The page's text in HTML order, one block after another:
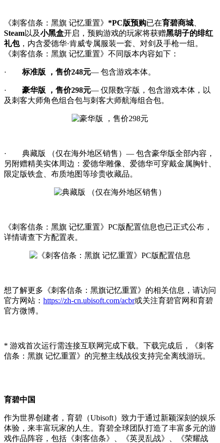
《刺客信条：黑旗 记忆重置》 *PC版预购已在育碧商城
Steam以及小黑盒开启，预购游戏的玩家将获赠黑胡子的绯红
礼包，内含爱德华·肯威专属服装一套、对剑及手枪一组。
《刺客信条：黑旗 记忆重置》不同版本内容如下：
· 标准版 ，售价248元— 包含游戏本体。
· 豪华版 ，售价298元— 仅限数字版，包含游戏本体，以
及刺客大师角色组合包与刺客大师航海组合包。
· 典藏版 （仅在海外地区销售）— 包含豪华版全部内容，
另附赠精美实体周边：爱德华雕像、爱德华可穿戴金属胸针、
限定版铁盒、布质地图等珍贵收藏品。
《刺客信条：黑旗 记忆重置》PC版配置信息也已正式公布，
详情请查下方配置表。
想了解更多《刺客信条：黑旗记忆重置》的相关信息，请访问
官方网站： https://zh-cn.ubisoft.com/acbr或关注育碧官网和育碧
官方微博。
* 游戏首次运行需连接互联网完成下载。下载完成后，《刺客
信条：黑旗 记忆重置》的完整主线战役支持完全离线游玩。
育碧中国
作为世界创建者，育碧（Ubisoft）致力于通过新颖深刻的娱乐
体验，来丰富玩家的人生。育碧全球团队打造了丰富多元的游
戏作品阵容，包括《刺客信条》、《英灵乱战》、《荣耀战